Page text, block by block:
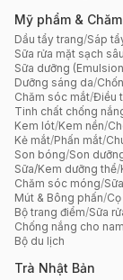
Mỹ phẩm &
Dầu tẩy trang/Sáp
Sữa rửa mặt sạch sâu
Sữa dưỡng
Dưỡng sáng da/
Chăm sóc mắt/Điều
Tinh chất chống
Kem lót/Kem nền/
Kẻ mắt/Phấn mắt/
Son bóng/Son
Sữa/Kem dưỡng thể/
Chăm sóc móng/
Mút & Bông phấn/
Bộ trang điểm/Sữa
Chống nắng cho nam
Bộ du lịch
Trà Nhật Bản